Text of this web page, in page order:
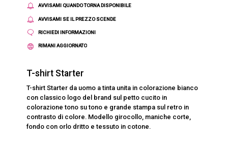
AVVISAMI QUANDO TORNA DISPONIBILE
AVVISAMI SE IL PREZZO SCENDE
RICHIEDI INFORMAZIONI
RIMANI AGGIORNATO
T-shirt Starter
T-shirt Starter da uomo a tinta unita in colorazione bianco
con classico logo del brand sul petto cucito in
colorazione tono su tono e grande stampa sul retro in
contrasto di colore. Modello girocollo, maniche corte,
fondo con orlo dritto e tessuto in cotone.